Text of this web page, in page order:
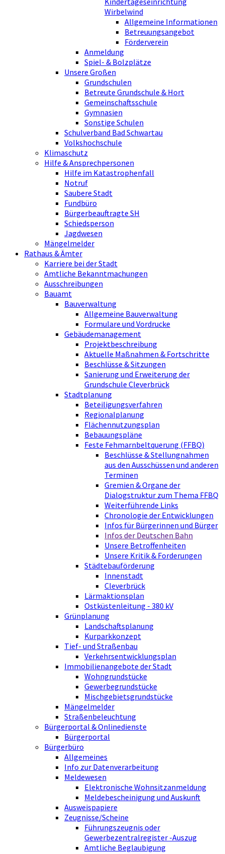
Wirbelwind
Allgemeine Informationen
Betreuungsangebot
Förderverein
Anmeldung
Spiel- & Bolzplätze
Unsere Großen
Grundschulen
Betreute Grundschule & Hort
Gemeinschaftsschule
Gymnasien
Sonstige Schulen
Schulverband Bad Schwartau
Volkshochschule
Klimaschutz
Hilfe & Ansprechpersonen
Hilfe im Katastrophenfall
Notruf
Saubere Stadt
Fundbüro
Bürgerbeauftragte SH
Schiedsperson
Jagdwesen
Mängelmelder
Rathaus & Ämter
Karriere bei der Stadt
Amtliche Bekanntmachungen
Ausschreibungen
Bauamt
Bauverwaltung
Allgemeine Bauverwaltung
Formulare und Vordrucke
Gebäudemanagement
Projektbeschreibung
Aktuelle Maßnahmen & Fortschritte
Beschlüsse & Sitzungen
Sanierung und Erweiterung der
Grundschule Cleverbrück
Stadtplanung
Beteiligungsverfahren
Regionalplanung
Flächennutzungsplan
Bebauungspläne
Feste Fehmarnbeltquerung (FFBQ)
Beschlüsse & Stellungnahmen
aus den Ausschüssen und anderen
Terminen
Gremien & Organe der
Dialogstruktur zum Thema FFBQ
Weiterführende Links
Chronologie der Entwicklungen
Infos für Bürgerinnen und Bürger
Infos der Deutschen Bahn
Unsere Betroffenheiten
Unsere Kritik & Forderungen
Städtebauförderung
Innenstadt
Cleverbrück
Lärmaktionsplan
Ostküstenleitung - 380 kV
Grünplanung
Landschaftsplanung
Kurparkkonzept
Tief- und Straßenbau
Verkehrsentwicklungsplan
Immobilienangebote der Stadt
Wohngrundstücke
Gewerbegrundstücke
Mischgebietsgrundstücke
Mängelmelder
Straßenbeleuchtung
Bürgerportal & Onlinedienste
Bürgerportal
Bürgerbüro
Allgemeines
Info zur Datenverarbeitung
Meldewesen
Elektronische Wohnsitzanmeldung
Meldebescheinigung und Auskunft
Ausweispapiere
Zeugnisse/Scheine
Führungszeugnis oder
Gewerbezentralregister -Auszug
Amtliche Beglaubigung